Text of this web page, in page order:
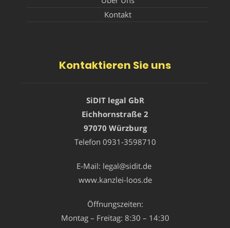
Kontakt
Kontaktieren Sie uns
SiDIT legal GbR
Eichhornstraße 2
97070 Würzburg
Telefon 0931-3598710
E-Mail: legal@sidit.de
www.kanzlei-loos.de
Öffnungszeiten:
Montag – Freitag: 8:30 – 14:30